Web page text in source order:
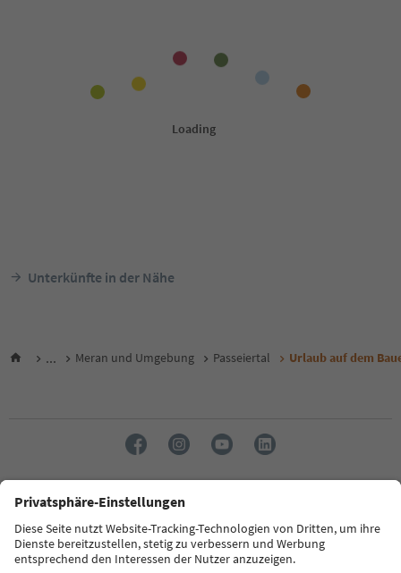
Unterkünfte in der Nähe
... Meran und Umgebung Passeiertal Urlaub auf dem
Sprache: Deutsch
FAQ Kontakt Presse MICE Datenschutzerklärung